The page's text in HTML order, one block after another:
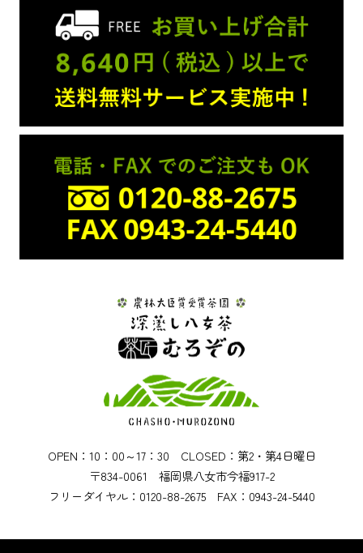
OPEN：10：00～17：30 CLOSED：第2・第4日曜日
〒834-0061 福岡県八女市今福917-2
フリーダイヤル：0120-88-2675 FAX：0943-24-5440